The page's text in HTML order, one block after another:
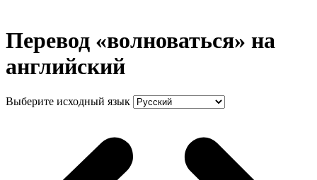
Перевод «волноваться» на
английский
Выберите исходный язык